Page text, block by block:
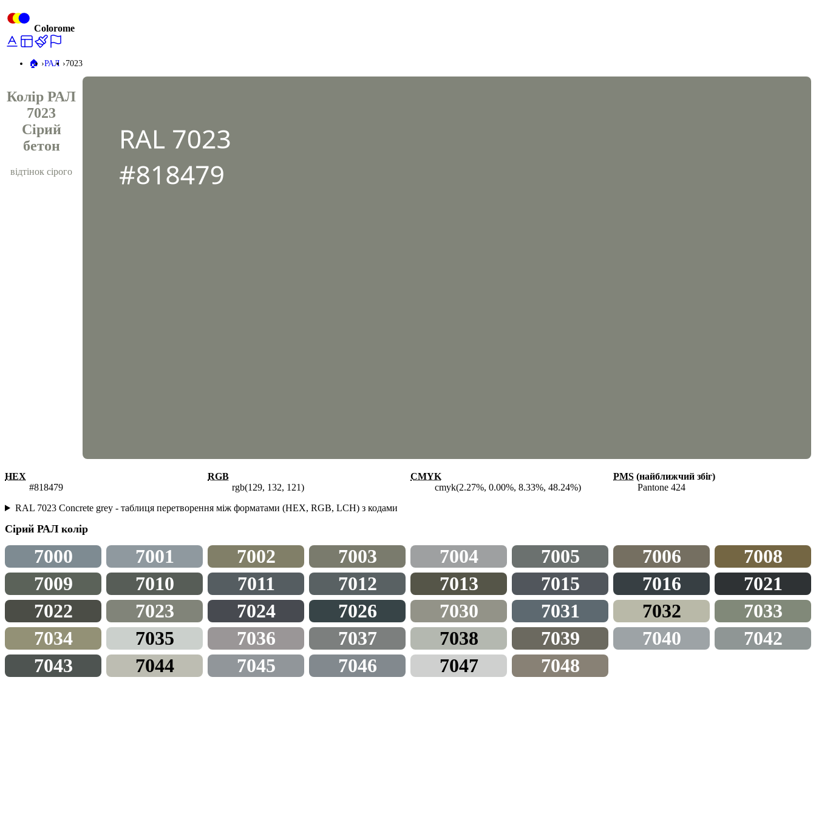
Colorome
🏠️ РАЛ 7023
Колір РАЛ
7023
Сірий
бетон
відтінок сірого
HEX
#818479
RGB
rgb(129, 132, 121)
CMYK
cmyk(2.27%, 0.00%, 8.33%, 48.24%)
PMS (найближчий збіг)
Pantone 424
RAL 7023 Concrete grey - таблиця перетворення між форматами (HEX, RGB, LCH) з кодами
Сірий РАЛ колір
7000 7001 7002 7003 7004 7005 7006
7008
7009
7010 7011 7012 7013 7015 7016
7021
7022
7023 7024 7026 7030 7031 7032
7033
7034
7035 7036 7037 7038 7039 7040
7042
7043
7044 7045 7046 7047 7048